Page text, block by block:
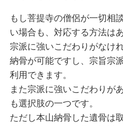
もし菩提寺の僧侶が一切相
い場合も、対応する方法は
宗派に強いこだわりがなけ
納骨が可能ですし、宗旨宗
利用できます。
また宗派に強いこだわりが
も選択肢の一つです。
ただし本山納骨した遺骨は